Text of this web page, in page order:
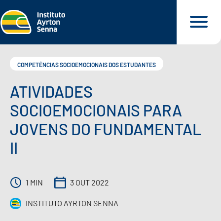
QUEM SOMOS
O QUE FAZEMOS
O QUE DEFENDEMOS
PARA VOCÊ
COMPETÊNCIAS SOCIOEMOCIONAIS DOS ESTUDANTES
ATIVIDADES
SOCIOEMOCIONAIS PARA
JOVENS DO FUNDAMENTAL
II
1 MIN 3 OUT 2022
INSTITUTO AYRTON SENNA